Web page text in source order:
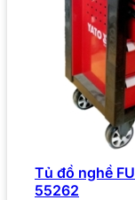
Tủ đồ nghề
55262